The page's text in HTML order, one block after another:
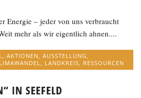
Energie – jeder von uns verbraucht
mehr als wir eigentlich ahnen....
,AKTIONEN,AUSSTELLUNG,
, LANDKREIS, RESSOURCEN
IN SEEFELD